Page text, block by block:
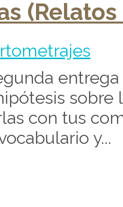
entrega
sobre
con tus
y...